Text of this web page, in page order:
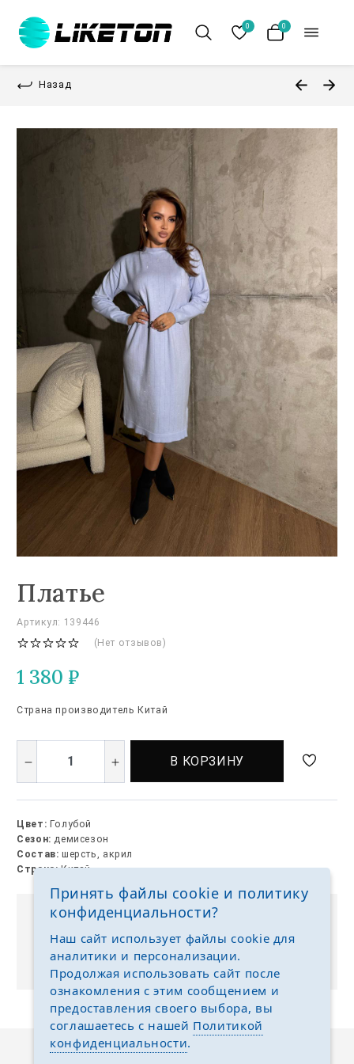
0 0
Назад
Платье
Артикул: 139446
(Нет отзывов)
1 380 ₽
Страна производитель Китай
В КОРЗИНУ
Цвет: Голубой
Сезон: демисезон
Состав: шерсть, акрил
Страна: Китай
Выкуп без размерных рядов
Отгружаем любые размеры одежды и обуви на
ваш выбор
Принять файлы cookie и политику
конфиденциальности?
Наш сайт использует файлы cookie для
аналитики и персонализации.
Продолжая использовать сайт после
ознакомления с этим сообщением и
предоставления своего выбора, вы
соглашаетесь с нашей Политикой
конфиденциальности.